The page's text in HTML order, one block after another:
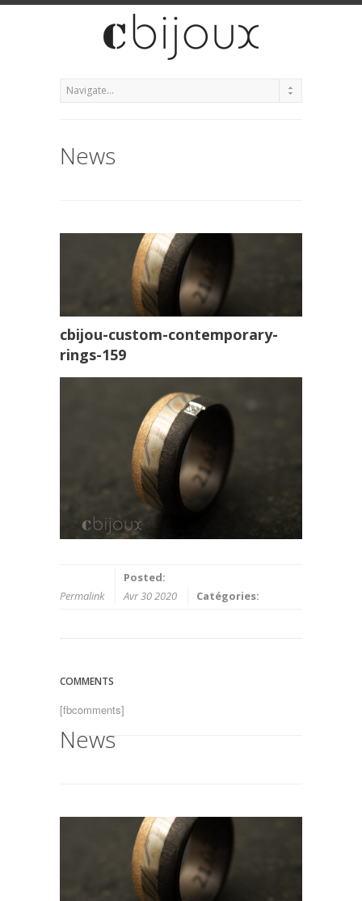
News
cbijou-custom-contemporary-
rings-159
Permalink
Posted:
Avr 30 2020
Catégories:
COMMENTS
[fbcomments]
News